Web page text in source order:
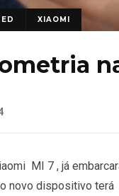
XIAOMI
MI 7 , já
novo dispositivo terá